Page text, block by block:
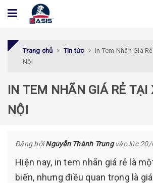
Trang chủ Tin tức
In Tem Nhãn Giá
Nội
IN TEM NHÃN GIÁ RẺ TẠI
NỘI
Đăng bởiNguyễn Thành Trungvào lúc
Hiện nay, in tem nhãn giá rẻ là
biến, nhưng điều quan trọng là